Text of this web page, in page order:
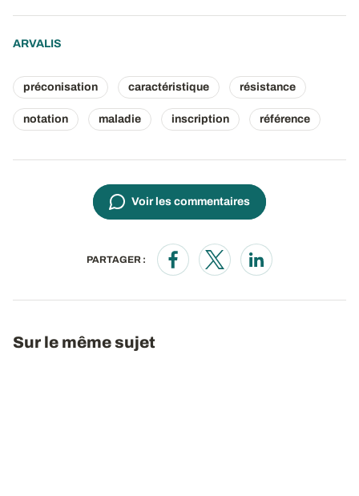
ARVALIS
préconisation caractéristique résistance
notation maladie inscription référence
Voir les commentaires
PARTAGER :
Opens in a new window
Opens in a new window
Opens in a new
Sur le même sujet